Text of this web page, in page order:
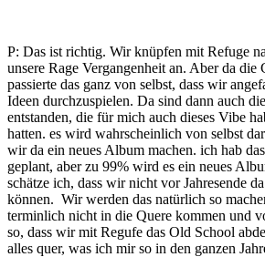
P: Das ist richtig. Wir knüpfen mit Refuge
unsere Rage Vergangenheit an. Aber da die
passierte das ganz von selbst, dass wir
Ideen durchzuspielen. Da sind dann auch
entstanden, die für mich auch dieses Vibe
hatten. es wird wahrscheinlich von selbst
wir da ein neues Album machen. ich hab
geplant, aber zu 99% wird es ein neues
schätze ich, dass wir nicht vor Jahresende
können. Wir werden das natürlich so
terminlich nicht in die Quere kommen und
so, dass wir mit Regufe das Old School
alles quer, was ich mir so in den ganzen